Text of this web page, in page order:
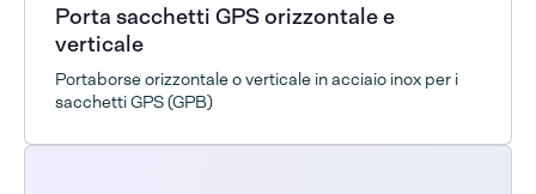
Porta sacchetti GPS orizzontale e
verticale
Portaborse orizzontale o verticale in acciaio inox per i
sacchetti GPS (GPB)